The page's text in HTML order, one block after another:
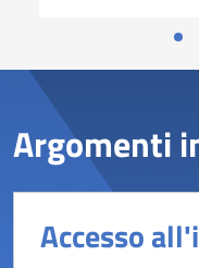
Argomenti
Accesso